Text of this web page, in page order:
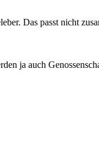
Das passt nicht
ja auch